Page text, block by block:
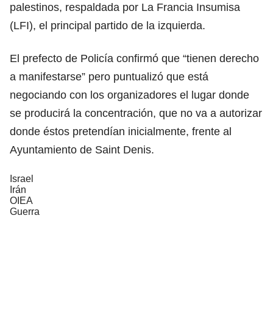
palestinos, respaldada por La Francia Insumisa
(LFI), el principal partido de la izquierda.
El prefecto de Policía confirmó que “tienen derecho
a manifestarse” pero puntualizó que está
negociando con los organizadores el lugar donde
se producirá la concentración, que no va a autorizar
donde éstos pretendían inicialmente, frente al
Ayuntamiento de Saint Denis.
Israel
Irán
OIEA
Guerra